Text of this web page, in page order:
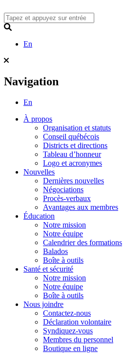
to
content
En
Navigation
En
À propos
Organisation et statuts
Conseil québécois
Districts et directions
Tableau d’honneur
Logo et acronymes
Nouvelles
Dernières nouvelles
Négociations
Procès-verbaux
Avantages aux membres
Éducation
Notre mission
Notre équipe
Calendrier des formations
Balados
Boîte à outils
Santé et sécurité
Notre mission
Notre équipe
Boîte à outils
Nous joindre
Contactez-nous
Déclaration volontaire
Syndiquez-vous
Membres du personnel
Boutique en ligne